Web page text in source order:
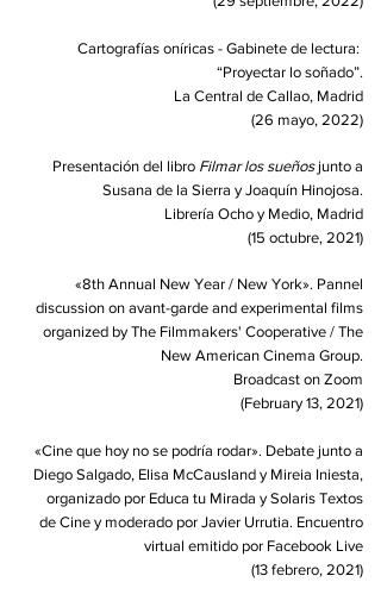
Cartografías oníricas - Gabinete de lectura:
“Proyectar lo soñado”.
La Central de Callao, Madrid
(26 mayo, 2022)
Presentación del libro Filmar los sueñosjunto a
Susana de la Sierra y Joaquín Hinojosa.
Librería Ocho y Medio, Madrid
(15 octubre, 2021)
«8th Annual New Year / New York». Pannel
discussion on avant-garde and experimental films
organized by The Filmmakers' Cooperative / The
New American Cinema Group.
Broadcast on Zoom
(February 13, 2021)
«Cine que hoy no se podría rodar». Debate junto a
Diego Salgado, Elisa McCausland y Mireia Iniesta,
organizado por Educa tu Mirada y Solaris Textos
de Cine y moderado por Javier Urrutia. Encuentro
virtual emitido por Facebook Live
(13 febrero, 2021)